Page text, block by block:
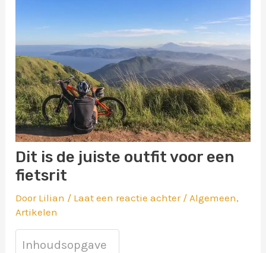
Dit is de juiste outfit voor een
fietsrit
Door Lilian / Laat een reactie achter / Algemeen,
Artikelen
Inhoudsopgave